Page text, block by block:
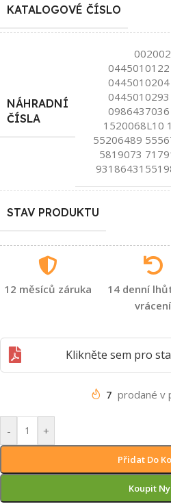
KATALOGOVÉ ČÍSLO
NÁHRADNÍ
ČÍSLA
1520068L10
55206489
5819073
STAV PRODUKTU
12 měsíců záruka
14 denní
vrácení
Klikněte sem pro
7 prodané v
- +
Přidat Do
Koupit